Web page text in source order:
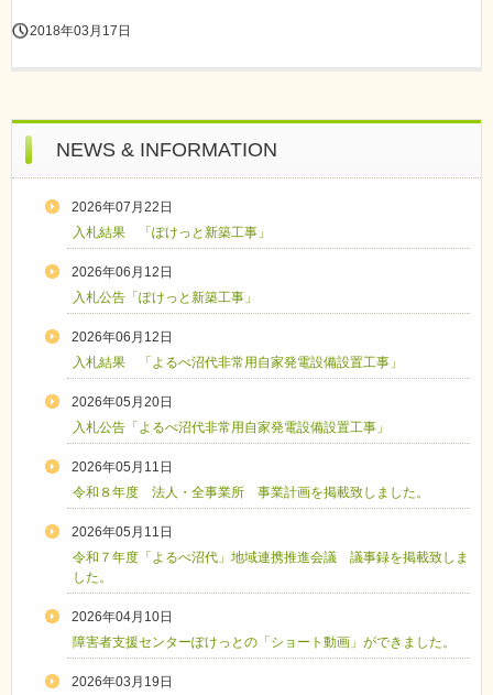
2018年03月17日
NEWS & INFORMATION
2026年07月22日
入札結果 「ぽけっと新築工事」
2026年06月12日
入札公告「ぽけっと新築工事」
2026年06月12日
入札結果 「よるべ沼代非常用自家発電設備設置工事」
2026年05月20日
入札公告「よるべ沼代非常用自家発電設備設置工事」
2026年05月11日
令和８年度 法人・全事業所 事業計画を掲載致しました。
2026年05月11日
令和７年度「よるべ沼代」地域連携推進会議 議事録を掲載致しま
した。
2026年04月10日
障害者支援センターぽけっとの「ショート動画」ができました。
2026年03月19日